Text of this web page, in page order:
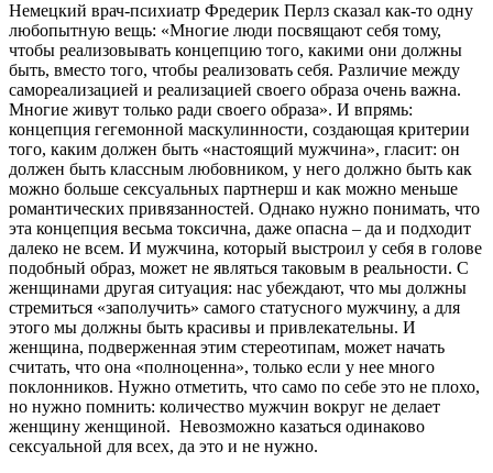
Немецкий врач-психиатр Фредерик Перлз сказал как-то одну
любопытную вещь: «Многие люди посвящают себя тому,
чтобы реализовывать концепцию того, какими они должны
быть, вместо того, чтобы реализовать себя. Различие между
самореализацией и реализацией своего образа очень важна.
Многие живут только ради своего образа». И впрямь:
концепция гегемонной маскулинности, создающая критерии
того, каким должен быть «настоящий мужчина», гласит: он
должен быть классным любовником, у него должно быть как
можно больше сексуальных партнерш и как можно меньше
романтических привязанностей. Однако нужно понимать, что
эта концепция весьма токсична, даже опасна – да и подходит
далеко не всем. И мужчина, который выстроил у себя в голове
подобный образ, может не являться таковым в реальности. С
женщинами другая ситуация: нас убеждают, что мы должны
стремиться «заполучить» самого статусного мужчину, а для
этого мы должны быть красивы и привлекательны. И
женщина, подверженная этим стереотипам, может начать
считать, что она «полноценна», только если у нее много
поклонников. Нужно отметить, что само по себе это не плохо,
но нужно помнить: количество мужчин вокруг не делает
женщину женщиной. Невозможно казаться одинаково
сексуальной для всех, да это и не нужно.